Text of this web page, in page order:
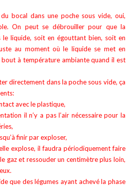
bocal dans une poche sous vide, oui,
On peut se débrouiller pour que la
le liquide, soit en égouttant bien, soit en
au moment où le liquide se met en
à température ambiante quand il est
directement dans la poche sous vide, ça
avec le plastique,
il n’y a pas l’air nécessaire pour la
finir par exploser,
explose, il faudra périodiquement faire
gaz et ressouder un centimètre plus loin,
que des légumes ayant achevé la phase